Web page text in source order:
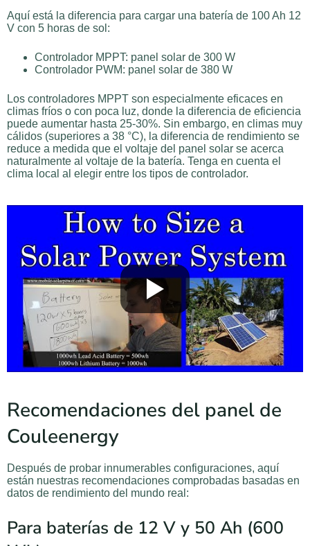
Aquí está la diferencia para cargar una batería de 100 Ah 12
V con 5 horas de sol:
Controlador MPPT: panel solar de 300 W
Controlador PWM: panel solar de 380 W
Los controladores MPPT son especialmente eficaces en
climas fríos o con poca luz, donde la diferencia de eficiencia
puede aumentar hasta 25-30%. Sin embargo, en climas muy
cálidos (superiores a 38 °C), la diferencia de rendimiento se
reduce a medida que el voltaje del panel solar se acerca
naturalmente al voltaje de la batería. Tenga en cuenta el
clima local al elegir entre los tipos de controlador.
Recomendaciones del panel de
Couleenergy
Después de probar innumerables configuraciones, aquí
están nuestras recomendaciones comprobadas basadas en
datos de rendimiento del mundo real:
Para baterías de 12 V y 50 Ah (600